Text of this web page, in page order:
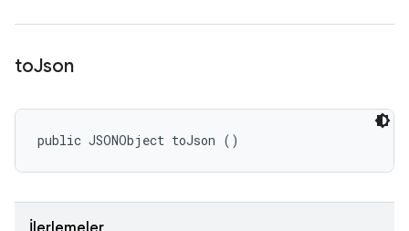
toJson
public JSONObject toJson ()